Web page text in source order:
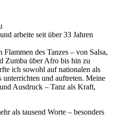
arbeite seit über 33 Jahren
des Tanzes – von Salsa,
Zumba über Afro bis hin zu
ich sowohl auf nationalen als
unterrichten und auftreten. Meine
Ausdruck – Tanz als Kraft,
als tausend Worte – besonders